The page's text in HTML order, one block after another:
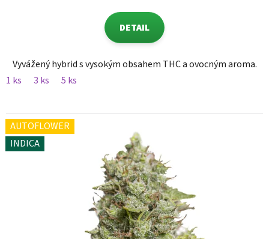
DETAIL
Vyvážený hybrid s vysokým obsahem THC a ovocným aroma.
1 ks
3 ks 5 ks
AUTOFLOWER
INDICA